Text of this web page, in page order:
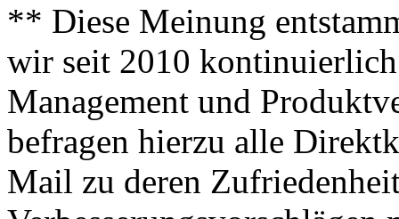
** Diese Meinung
wir seit 2010
Management und
befragen hierzu alle
Mail zu deren